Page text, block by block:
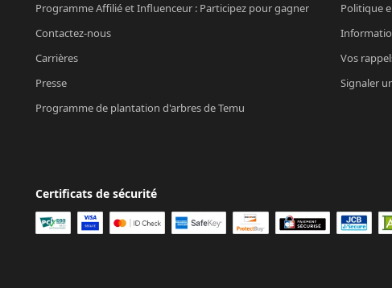
Programme Affilié et Influenceur : Participez pour gagner
Contactez-nous
Carrières
Presse
Programme de plantation d'arbres de Temu
Politique
Vos
Signaler
Certificats de sécurité